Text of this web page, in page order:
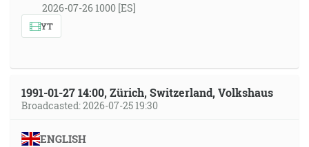
2026-07-26 1000 [ES]
YT
1991-01-27 14:00, Zürich, Switzerland, Volkshaus
Broadcasted: 2026-07-25 19:30
ENGLISH